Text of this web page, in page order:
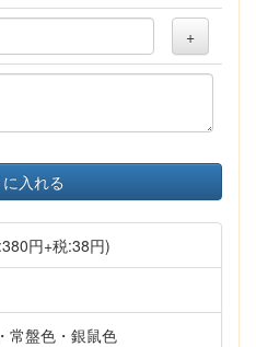
+
入れる
円+税:38円)
常盤色・銀鼠色